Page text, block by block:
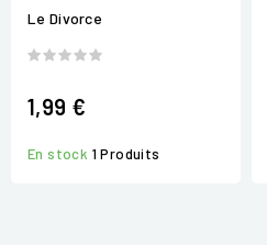
Le Divorce
1,99 €
En stock 1 Produits